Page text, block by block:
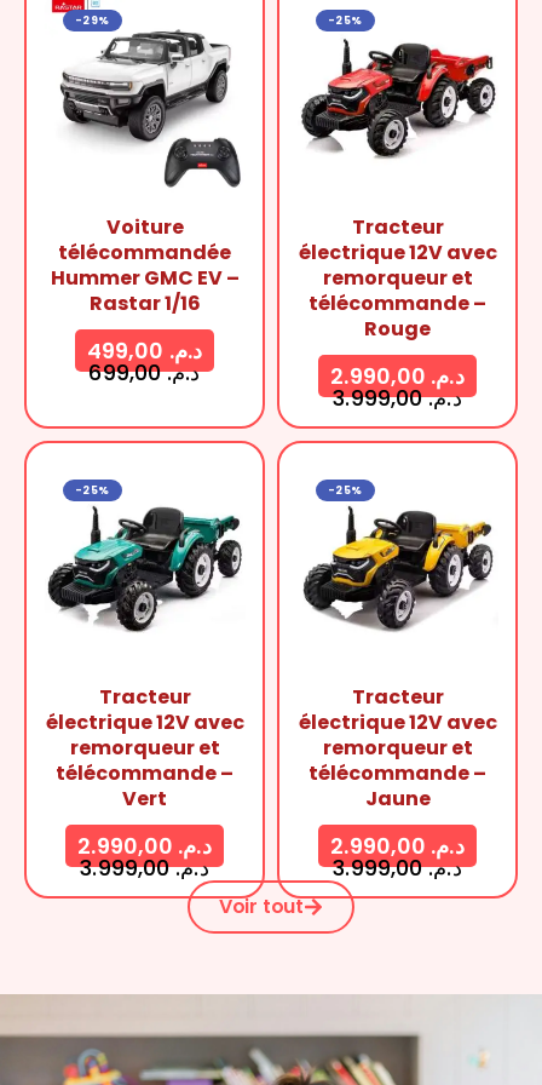
-29%
Voiture
télécommandée
Hummer GMC EV –
Rastar 1/16
د.م.699,00
د.م.
-25%
Tracteur
électrique 12V avec
remorqueur et
télécommande –
Rouge
د.م.3.999,00
د.م.
-25%
Tracteur
électrique 12V avec
remorqueur et
télécommande –
Vert
د.م.3.999,00
د.م.
-25%
Tracteur
électrique 12V avec
remorqueur et
télécommande –
Jaune
د.م.3.999,00
د.م.
Voir tout